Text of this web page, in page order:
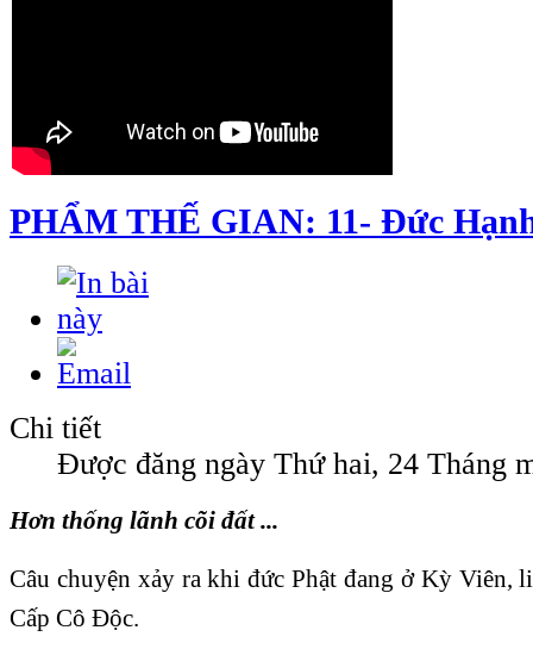
PHẨM THẾ GIAN: 11- Ðức
Chi tiết
Được đăng ngày Thứ hai, 24 Tháng
Hơn thống lãnh cõi đất ...
Câu chuyện xảy ra khi đức Phật đang ở Kỳ Viên,
Cấp Cô Ðộc.